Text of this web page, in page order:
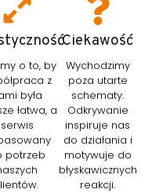
o to, by
z
była
łatwa, a
serwis
potrzeb
Ciekawość
Wychodzimy
poza utarte
schematy.
Odkrywanie
inspiruje nas
do działania i
motywuje do
błyskawicznych
reakcji.